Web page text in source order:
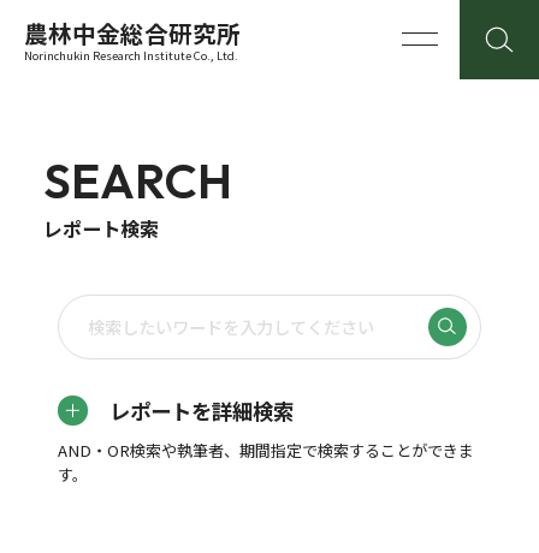
農林中金総合研究所
Norinchukin Research Institute Co., Ltd.
SEARCH
レポート検索
レポートを詳細検索
AND・OR検索や執筆者、期間指定で検索することができま
す。